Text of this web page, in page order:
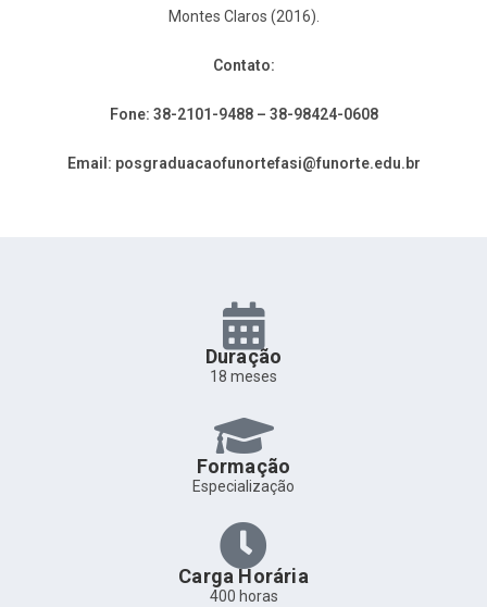
Montes Claros (2016).
Contato:
Fone: 38-2101-9488 – 38-98424-0608
Email: posgraduacaofunortefasi@funorte.edu.br
Duração
18 meses
Formação
Especialização
Carga Horária
400 horas